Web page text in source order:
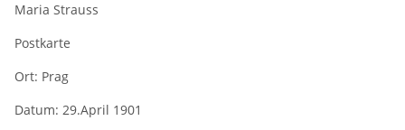
Maria Strauss
Postkarte
Ort: Prag
Datum: 29.April 1901